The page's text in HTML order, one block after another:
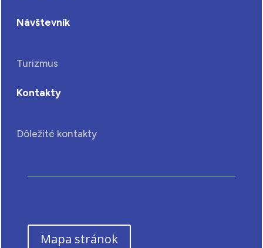
Návštevník
Turizmus
Kontakty
Dôležité kontakty
Mapa stránok